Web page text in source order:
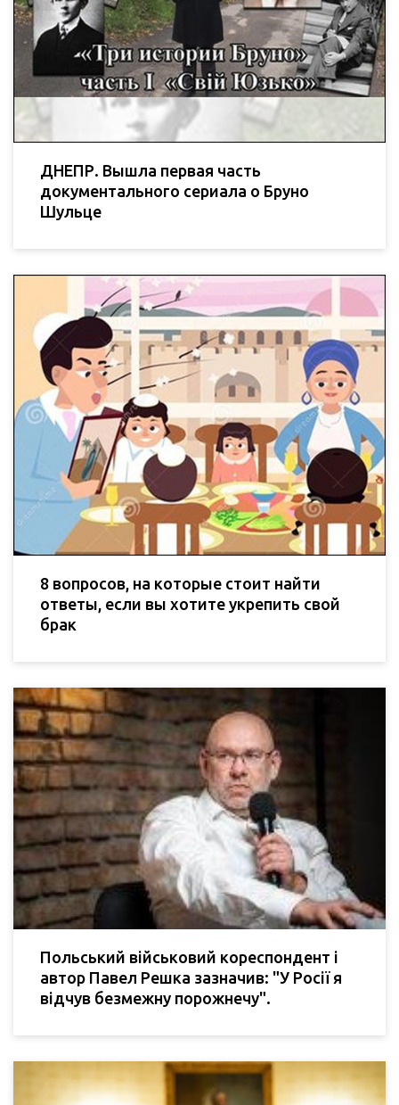
ДНЕПР. Вышла первая часть
документального сериала о Бруно
Шульце
8 вопросов, на которые стоит найти
ответы, если вы хотите укрепить свой
брак
Польський військовий кореспондент і
автор Павел Решка зазначив: "У Росії я
відчув безмежну порожнечу".